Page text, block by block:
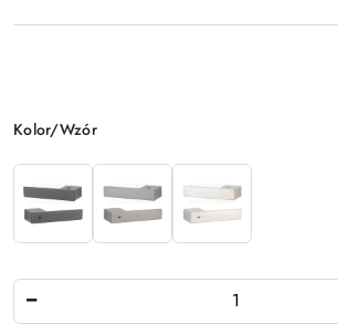
Wariant
Kolor/Wzór